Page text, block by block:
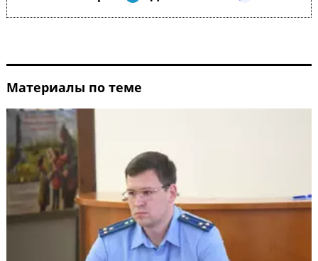
Материалы по теме